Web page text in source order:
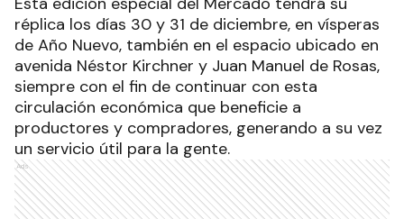
réplica los días 30 y 31 de diciembre, en vísperas
de Año Nuevo, también en el espacio ubicado en
avenida Néstor Kirchner y Juan Manuel de Rosas,
siempre con el fin de continuar con esta
circulación económica que beneficie a
productores y compradores, generando a su vez
un servicio útil para la gente.
Ads